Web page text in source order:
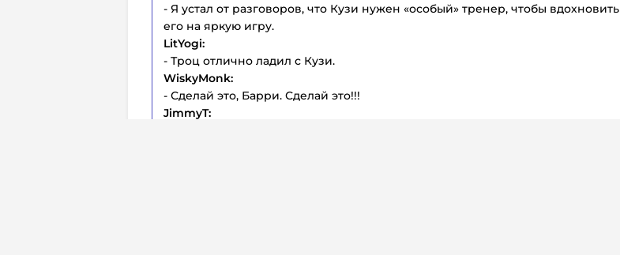
- Я устал от разговоров, что Кузи нужен «особый» тренер, чтобы вдохновить
его на яркую игру.
LitYogi:
- Троц отлично ладил с Кузи.
WiskyMonk:
- Сделай это, Барри. Сделай это!!!
JimmyT: